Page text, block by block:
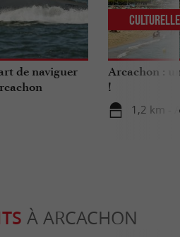
de naviguer
Arcachon :
!
1,2 km -
Culturelle
À ARCACHON